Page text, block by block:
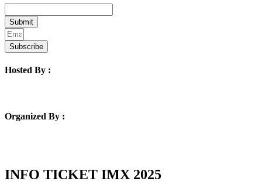
Submit
Subscribe
Hosted By :
Organized By :
INFO TICKET IMX 2025